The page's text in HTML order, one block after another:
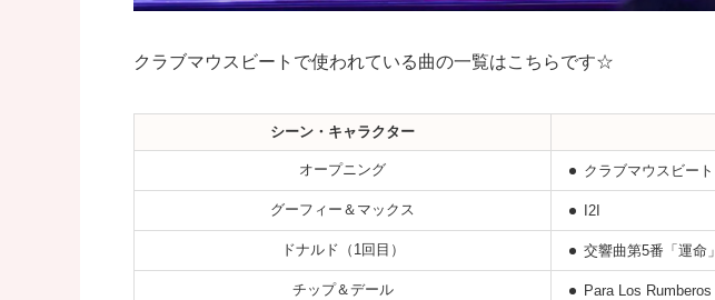
クラブマウスビートで使われている曲の一覧はこちらです☆
シーン・キャラクター
オープニング クラブマウスビート
グーフィー＆マックス I2I
ドナルド（1回目） 交響曲第5番「運命」
チップ＆デール Para Los Rumberos